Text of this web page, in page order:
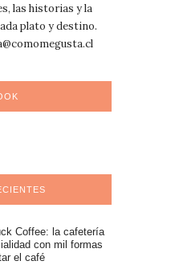
las historias y la
plato y destino.
Coffee: la cafetería
con mil formas
el café